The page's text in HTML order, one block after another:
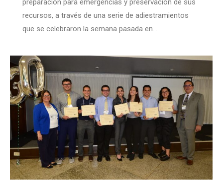
preparación para emergencias y preservación de sus
recursos, a través de una serie de adiestramientos
que se celebraron la semana pasada en…